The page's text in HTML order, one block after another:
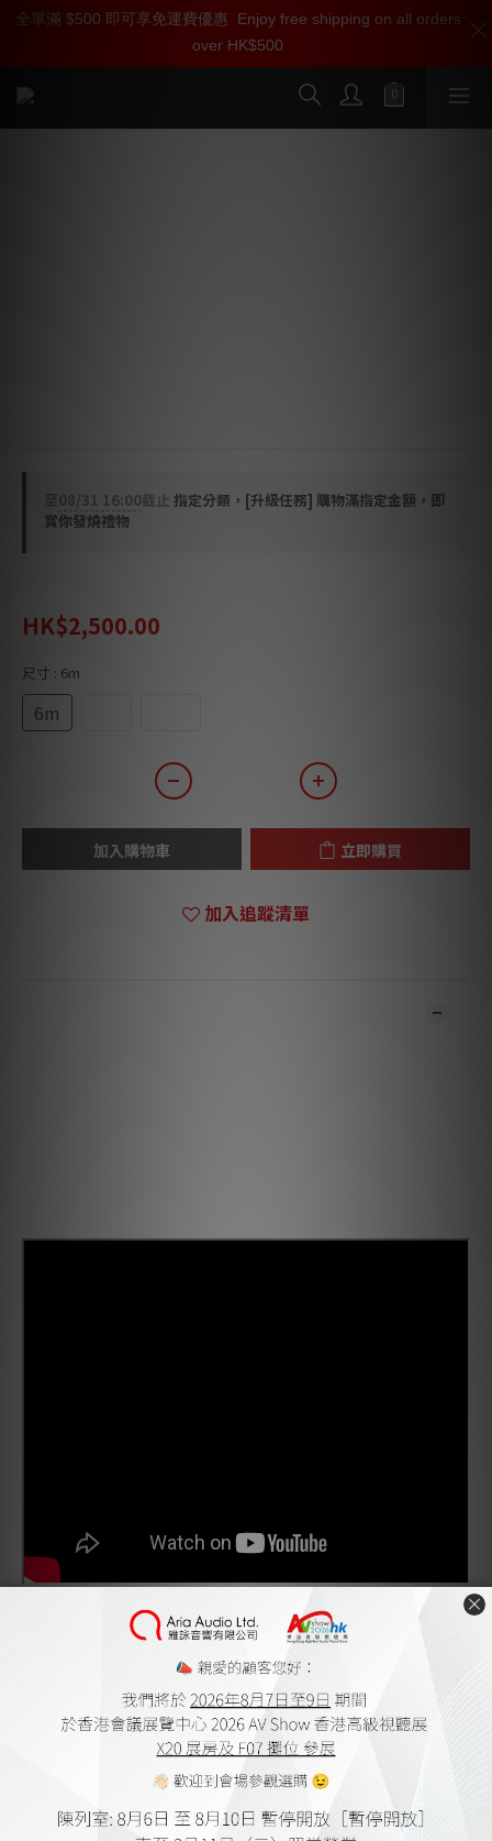
08/31 16:00截止 指定分類，[升級任務] 購物滿指定金額，即
賞你發燒禮物
HK$2,500.00
尺寸 : 6m
6m
加入購物車 立即購買
加入追蹤清單
UHDT 型號亮點
於美國佛羅里達州奧蘭多市設計、包裝及測試
專利先進冶金技術，實現穩定的高頻訊號傳輸
經認證支援 UHD HDMI 4K/60 HDR 訊號
保證通過 18Gbps 數據傳輸率
榮獲 DPL Labs 18Gbps 認證
獲得 ISF 18Gbps UHD HDMI 線纜認證
Power Grip 連接器緊密貼合，但無鎖定式連接器的過緊握力
加入雅詠尊尚會員，即享【$1000迎新購物金】【點數回贈 1點數
=1HKD】 獨家會員價
全單滿 $500 即可享免運費優惠
Enjoy free shipping on all orders
over HK$500